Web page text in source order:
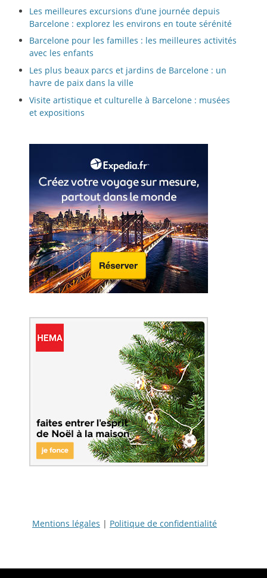
Les meilleures excursions d’une journée depuis
Barcelone : explorez les environs en toute sérénité
Barcelone pour les familles : les meilleures activités
avec les enfants
Les plus beaux parcs et jardins de Barcelone : un
havre de paix dans la ville
Visite artistique et culturelle à Barcelone : musées
et expositions
Mentions légales | Politique de confidentialité